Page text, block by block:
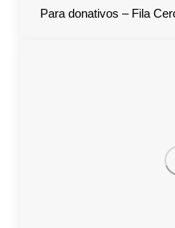
Para donativos – Fila